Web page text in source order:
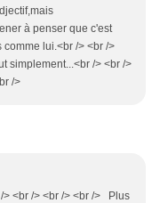
à penser que c'est
lui.<br /> <br />
simplement...<br /> <br />
/>
> <br /> <br /> <br /> Plus